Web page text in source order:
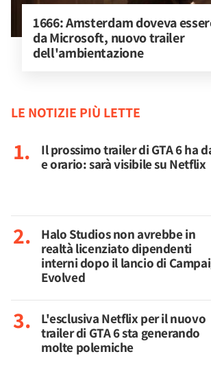
1666: Amsterdam doveva
da Microsoft, nuovo trailer
dell'ambientazione
LE NOTIZIE PIÙ LETTE
Il prossimo trailer di GTA 6 ha
e orario: sarà visibile su Netflix
Halo Studios non avrebbe in
realtà licenziato dipendenti
interni dopo il lancio di
Evolved
L'esclusiva Netflix per il nuovo
trailer di GTA 6 sta generando
molte polemiche